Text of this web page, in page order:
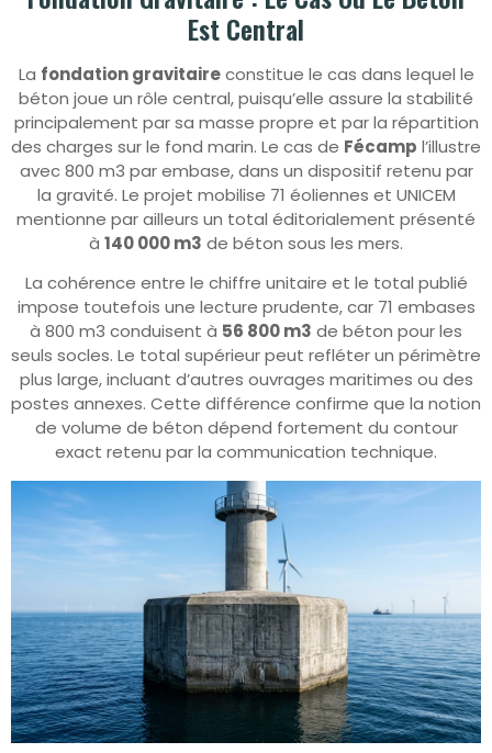
Est Central
La fondation gravitaireconstitue le cas dans lequel le
béton joue un rôle central, puisqu’elle assure la stabilité
principalement par sa masse propre et par la répartition
des charges sur le fond marin. Le cas de Fécamp l’illustre
avec 800 m3 par embase, dans un dispositif retenu par
la gravité. Le projet mobilise 71 éoliennes et UNICEM
mentionne par ailleurs un total éditorialement présenté
à 140 000 m3 de béton sous les mers.
La cohérence entre le chiffre unitaire et le total publié
impose toutefois une lecture prudente, car 71 embases
à 800 m3 conduisent à 56 800 m3 de béton pour les
seuls socles. Le total supérieur peut refléter un périmètre
plus large, incluant d’autres ouvrages maritimes ou des
postes annexes. Cette différence confirme que la notion
de volume de béton dépend fortement du contour
exact retenu par la communication technique.